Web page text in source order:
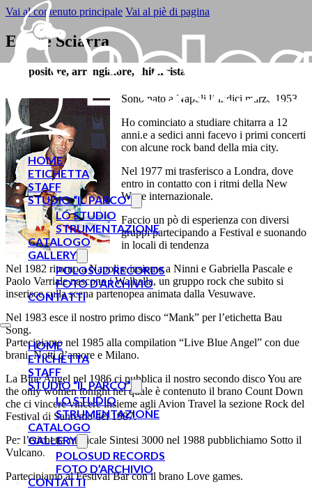
Vai al contenuto principale Vai al piè di pagina
HOME
ETICHETTA
STAFF
STUDIO “IL PARCO”
LO STUDIO
STRUMENTAZIONE
CATALOGO
GALLERY
POLOSUD RECORDS
FOTO D’ARCHIVIO
CONTATTI
HOME
ETICHETTA
STAFF
STUDIO “IL PARCO”
LO STUDIO
STRUMENTAZIONE
CATALOGO
GALLERY
POLOSUD RECORDS
FOTO D’ARCHIVIO
CONTATTI
Ettore Sciarra
Compositore, arrangiatore, chitarrista
Sono nato a Napoli l’undici marzo 1953
Ho cominciato a studiare chitarra a 12
anni.e a sedici anni facevo i primi concerti
con alcune rock band della mia city.
Nel 1977 mi trasferisco a Londra, dove
entro in contatto con i ritmi della New
Wave internazionale.
Faccio un pò di esperienza con diversi
gruppi partecipando a Festival e suonando
in locali di tendenza
Nel 1982 ritorno a Napoli e insieme a Ninni e Gabriella Pascale e
Paolo Varriale nascono i Walhalla, un gruppo rock che subito si
inserisce sulla scena partenopea animata dalla Vesuwave.
Nel 1983 esce il nostro primo disco “Mank” per l’etichetta Bau
Song.
Partecipiamo nel 1985 alla compilation “Live Blue Angel” con due
brani, Notti d’amore e Milano.
La Blue Angel nel 1986 ci pubblica il nostro secondo disco You are
the only women tonight nel quale è contenuto il brano Count Down
che ci vincere vincere insieme agli Avion Travel la sezione Rock del
Festival di Sanremo del 1987.
Per l’etichetta musicale Sintesi 3000 nel 1988 pubblichiamo Sotto il
Vulcano.
Partecipiamo al Festival Bar con il brano Love games.